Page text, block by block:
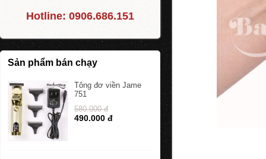
Hotline: 0906.686.151
Sản phẩm bán chạy
Tông đơ viền Jame
751
580.000 đ
490.000 đ